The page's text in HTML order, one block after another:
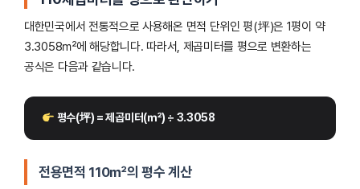
대한민국에서 전통적으로 사용해온 면적 단위인 평(坪)은 1평이 약
3.3058㎡에 해당합니다. 따라서, 제곱미터를 평으로 변환하는
공식은 다음과 같습니다.
평수(坪) = 제곱미터(㎡) ÷ 3.3058
전용면적 110㎡의 평수 계산